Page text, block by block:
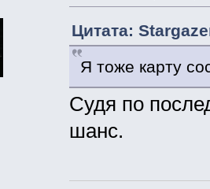
Цитата:
Я тоже карту
Судя по
шанс.